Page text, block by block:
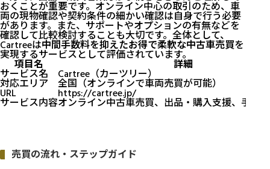
おくことが重要です。オンライン中心の取引のため、車
両の現物確認や契約条件の細かい確認は自身で行う必要
があります。また、サポートやオプションの有無などを
確認して比較検討することも大切です。全体として、
Cartreeは中間手数料を抑えたお得で柔軟な中古車売買を
実現するサービスとして評価されています。
項目名 詳細
サービス名 Cartree（カーツリー）
対応エリア 全国（オンラインで車両売買が可能）
URL https://cartree.jp/
サービス内容オンライン中古車売買、出品・購入支援、手続
売買の流れ・ステップガイド